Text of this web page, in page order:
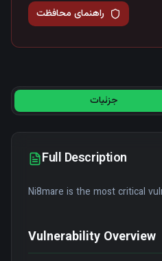
راهنمای محافظت
جزئیات
Full Description
Ni8mare is the most critical
Vulnerability Overview